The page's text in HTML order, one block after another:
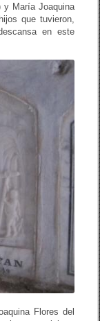
y María Joaquina
que tuvieron,
en este
Flores del